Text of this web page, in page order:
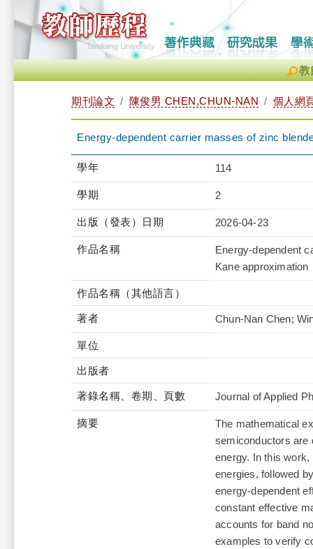
教
期刊論文 陳俊男 CHEN,CHUN-NAN 個人網
Energy-dependent carrier masses of zinc
學年 114
學期 2
出版（發表）日期 2026-04-23
作品名稱
Energy-dependent
Kane approximation
作品名稱（其他語言）
著者 Chun-Nan Chen;
單位
出版者
著錄名稱、卷期、頁數 Journal of Applied
摘要
The mathematical
semiconductors are
energy. In this
energies, followed
energy-dependent
constant effective
accounts for band
examples to verify